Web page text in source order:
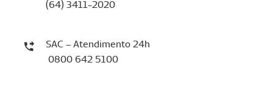
(64) 3411-2020
SAC – Atendimento 24h
0800 642 5100